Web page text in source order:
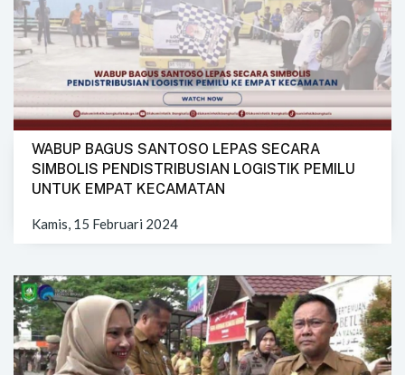
WABUP BAGUS SANTOSO LEPAS SECARA
SIMBOLIS PENDISTRIBUSIAN LOGISTIK PEMILU
UNTUK EMPAT KECAMATAN
Kamis, 15 Februari 2024